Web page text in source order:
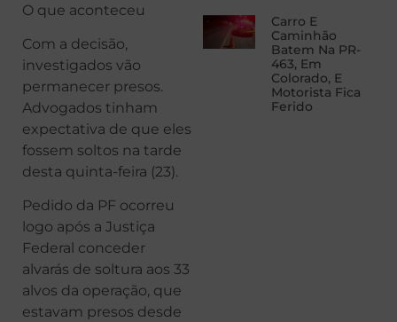
O que aconteceu
Com a decisão,
investigados vão
permanecer presos.
Advogados tinham
expectativa de que eles
fossem soltos na tarde
desta quinta-feira (23).
Pedido da PF ocorreu
logo após a Justiça
Federal conceder
alvarás de soltura aos 33
alvos da operação, que
estavam presos desde
Carro E
Caminhão
Batem Na PR-
463, Em
Colorado, E
Motorista Fica
Ferido